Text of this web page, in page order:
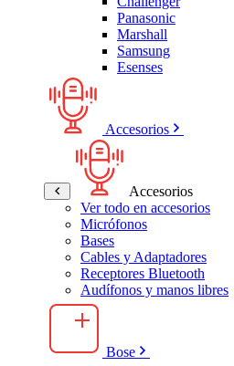
Panasonic
Marshall
Samsung
Esenses
Accesorios
Accesorios
Ver todo en accesorios
Micrófonos
Bases
Cables y Adaptadores
Receptores Bluetooth
Audífonos y manos libres
Bose